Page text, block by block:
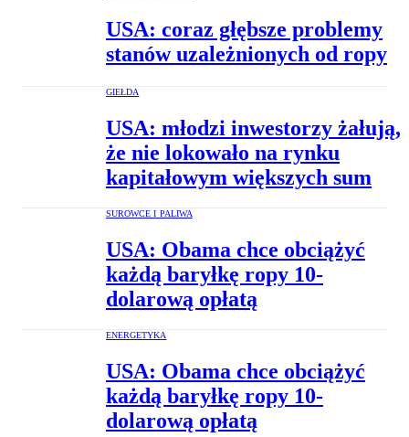
USA: coraz głębsze problemy
stanów uzależnionych od ropy
GIEŁDA
USA: młodzi inwestorzy żałują,
że nie lokowało na rynku
kapitałowym większych sum
SUROWCE I PALIWA
USA: Obama chce obciążyć
każdą baryłkę ropy 10-
dolarową opłatą
ENERGETYKA
USA: Obama chce obciążyć
każdą baryłkę ropy 10-
dolarową opłatą